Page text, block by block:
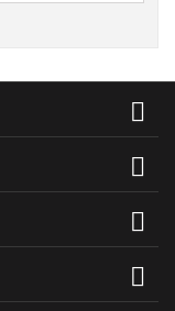



